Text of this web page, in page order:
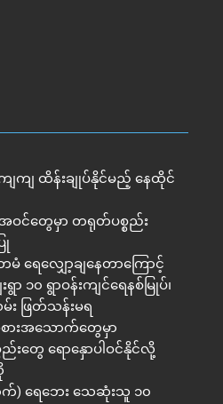
ကျ ထိန်းချုပ်နိုင်မည့် နေထိုင်
င်တွေမှာ တရုတ်ပစ္စည်း
ရေလျှော့ချနေတာကြောင့်
ာ ၁၀ ရွာဝန်းကျင်ရေနစ်မြုပ်၊
း ဖြတ်သန်းမရ
ားအသောက်တွေမှာ
းတွေ ရောနှောပါဝင်နိုင်လို့
ာက်) ရေဘေး သေဆုံးသူ ၁၀